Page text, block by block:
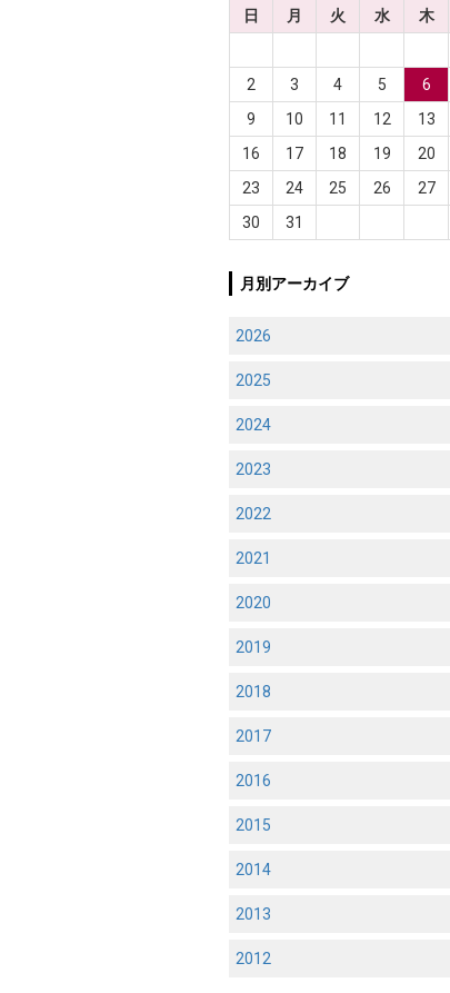
日
月 火 水 木
2
3 4 5 6
9
10 11 12 13
16
17 18 19 20
23
24 25 26 27
30
31
月別アーカイブ
2026
2025
2024
2023
2022
2021
2020
2019
2018
2017
2016
2015
2014
2013
2012